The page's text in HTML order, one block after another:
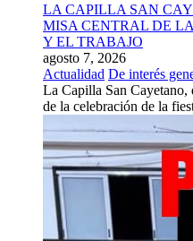
LA CAPILLA SAN
MISA CENTRAL DE
Y EL TRABAJO
agosto 7, 2026
Actualidad De interés
La Capilla San Cayetano,
de la celebración de la